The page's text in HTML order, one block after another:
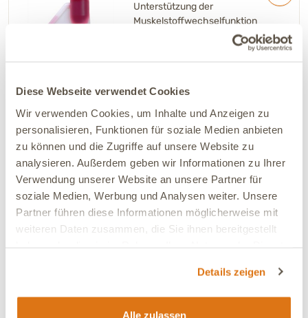
Diese Webseite verwendet Cookies
Wir verwenden Cookies, um Inhalte und Anzeigen zu
personalisieren, Funktionen für soziale Medien anbieten
zu können und die Zugriffe auf unsere Website zu
analysieren. Außerdem geben wir Informationen zu Ihrer
Verwendung unserer Website an unsere Partner für
soziale Medien, Werbung und Analysen weiter. Unsere
Partner führen diese Informationen möglicherweise mit
weiteren Daten zusammen, die Sie ihnen bereitgestellt
Details zeigen
Alle zulassen
Unterstützung der
Muskelstoffwechselfunktion
4.93 (57)
34,90 €*
139,60 € / l
GELENK ÖL Flüssig - 250 ml
Zur Unterstützung des
Gelenkstoffwechsels bei
Osteoarthritis
4.70 (27)
24,90 €*